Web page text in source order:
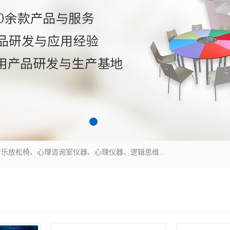
国科芯（北京）科技有限公司提供：心里沙盘、音乐放松椅、心理咨询室仪器、心理仪器、逻辑思维测试仪、皮肤电测试仪、双手协调器、双手协调测试仪、注意力集中测试仪等各种心理学仪器设备。